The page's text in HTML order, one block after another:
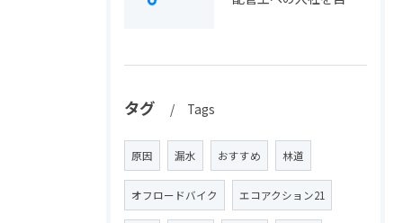
タグ Tags
原因 漏水 おすすめ 林道
オフロードバイク エコアクション21